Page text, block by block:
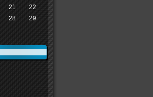
21
22
28
29